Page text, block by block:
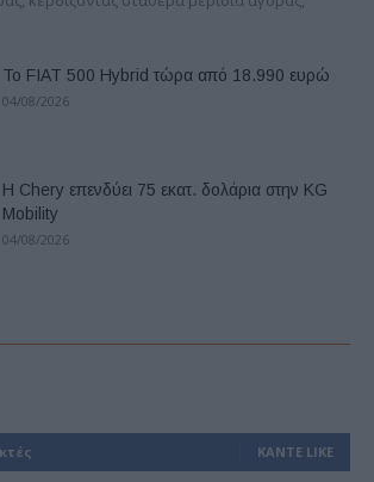
Το FIAT 500 Hybrid τώρα από 18.990 ευρώ
04/08/2026
Η Chery επενδύει 75 εκατ. δολάρια στην KG
Mobility
04/08/2026
ΚΆΝΤΕ LIKE